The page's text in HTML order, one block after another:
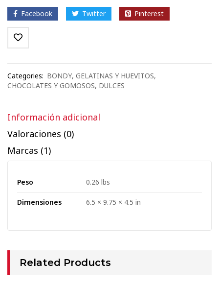
Facebook Twitter Pinterest
Categories: BONDY, GELATINAS Y HUEVITOS,
CHOCOLATES Y GOMOSOS, DULCES
Información adicional
Valoraciones (0)
Marcas (1)
Peso 0.26 lbs
Dimensiones 6.5 × 9.75 × 4.5 in
Related Products